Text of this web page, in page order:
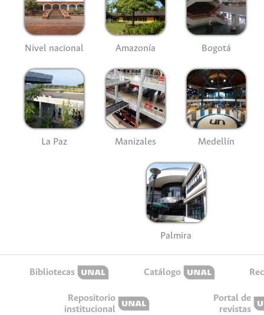
Nivel nacional Amazonía Bogotá
La Paz Manizales Medellín
Palmira
Bibliotecas Catálogo
Repositorio
institucional
Portal de
revistas